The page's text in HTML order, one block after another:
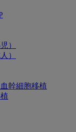
）
）
幹細胞移植